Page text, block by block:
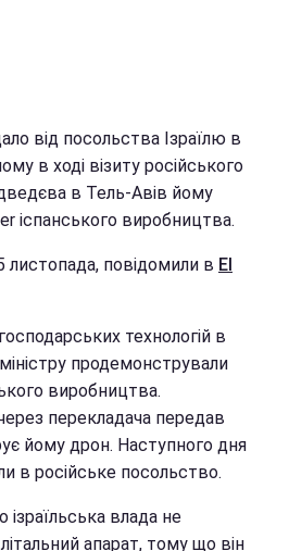
від посольства Ізраїлю в
в ході візиту російського
в Тель-Авів йому
іспанського виробництва.
повідомили в El
технологій в
продемонстрували
виробництва.
через перекладача передав
йому дрон. Наступного дня
в російське посольство.
влада не
апарат, тому що він